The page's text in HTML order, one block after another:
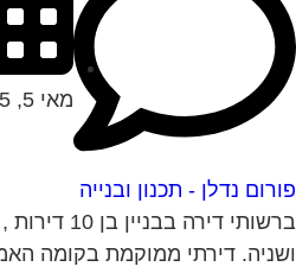
נדלן - תכנון ובנייה
מאי 5, 2005
ברשותי דירה
דירתי ממוקמת בקומה